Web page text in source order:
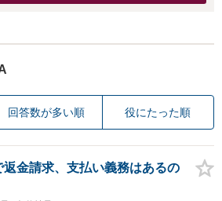
回答数が多い順 役にたった順
金請求、支払い義務はあるの